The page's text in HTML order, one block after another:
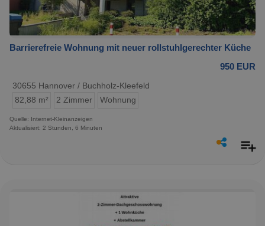
Barrierefreie Wohnung mit neuer rollstuhlgerechter Küche
950 EUR
30655 Hannover / Buchholz-Kleefeld
82,88 m²
2 Zimmer Wohnung
Quelle: Internet-Kleinanzeigen
Aktualisiert: 2 Stunden, 6 Minuten